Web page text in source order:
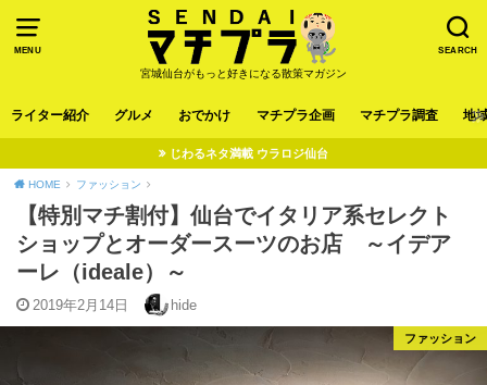
MENU SEARCH
宮城仙台がもっと好きになる散策マガジン
ライター紹介 グルメ おでかけ マチプラ企画 マチプラ調査 地
じわるネタ満載 ウラロジ仙台
HOME ファッション
【特別マチ割付】仙台でイタリア系セレクト
ショップとオーダースーツのお店 ～イデア
ーレ（ideale）～
2019年2月14日 hide
ファッション